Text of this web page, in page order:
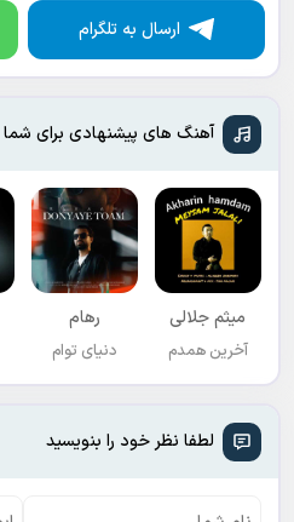
ارسال به تلگرام
آهنگ های پیشنهادی برای شما
میثم جلالی
آخرین همدم
رهام
دنیای توام
لطفا نظر خود را بنویسید